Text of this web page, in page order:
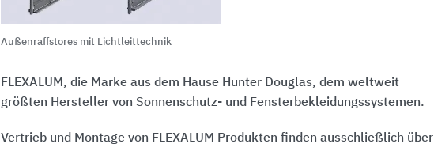
Außenraffstores mit Lichtleittechnik
FLEXALUM, die Marke aus dem Hause Hunter Douglas, dem weltweit
größten Hersteller von Sonnenschutz- und Fensterbekleidungssystemen.
Vertrieb und Montage von FLEXALUM Produkten finden ausschließlich über